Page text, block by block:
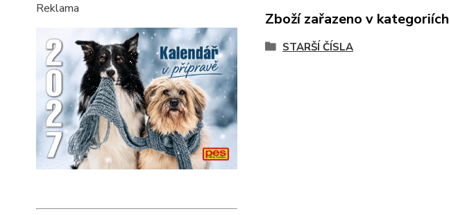
Reklama
Zboží zařazeno v kategoriích
STARŠÍ ČÍSLA